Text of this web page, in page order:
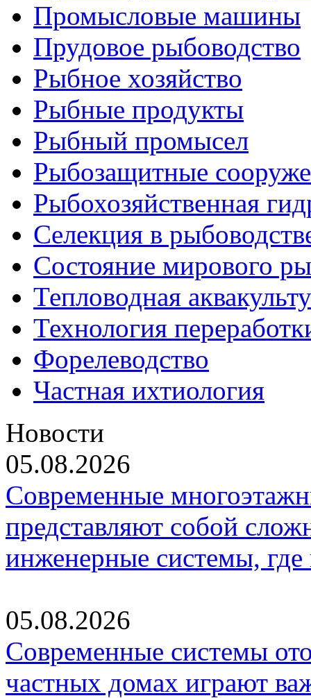
Промысловые машины
Прудовое рыбоводство
Рыбное хозяйство
Рыбные продукты
Рыбный промысел
Рыбозащитные
Рыбохозяйственная
Селекция в
Состояние мирового
Тепловодная
Технология
Форелеводство
Частная ихтиология
Новости
05.08.2026
Современные
представляют собой
инженерные системы,
05.08.2026
Современные системы
частных домах играют